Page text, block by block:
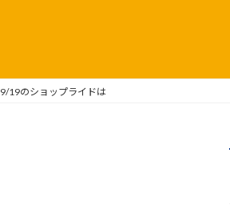
9/19のショップライドは